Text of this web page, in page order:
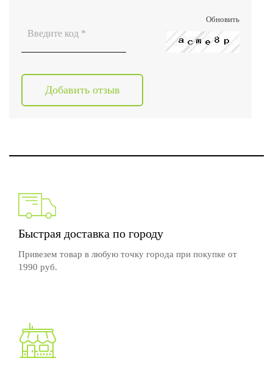
Быстрая доставка по городу
Привезем товар в любую точку города при покупке от
1990 руб.
Обновить